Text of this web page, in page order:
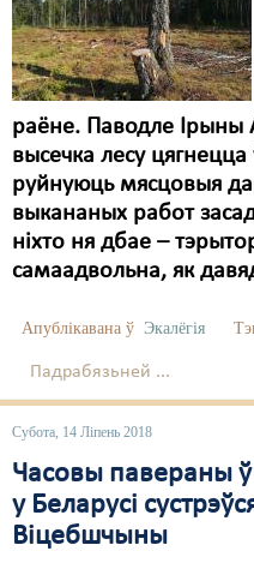
раёне. Паводле
высечка лесу
руйнуюць мясцовыя
выкананых работ
ніхто ня дбае –
самаадвольна, як
Апублікавана ў Экалёгія
Падрабязьней ...
Субота, 14 Ліпень 2018
Часовы павераны
у Беларусі
Віцебшчыны
Дыскрымінацыя
Затрыманьні
Карная псыхіятрыя
Культурныя правы
ЛПП
Мірныя сходы
Палітвязьні
Правы дзіцяці
Пэнітэнцыярная сыстэма